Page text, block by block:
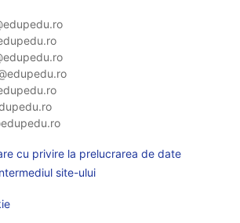
cu privire la prelucrarea de date
site-ului